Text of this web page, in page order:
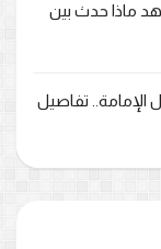
ماذا حدث بين
تفاصيل